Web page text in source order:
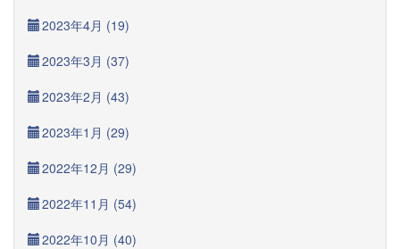
2023年4月 (19)
2023年3月 (37)
2023年2月 (43)
2023年1月 (29)
2022年12月 (29)
2022年11月 (54)
2022年10月 (40)